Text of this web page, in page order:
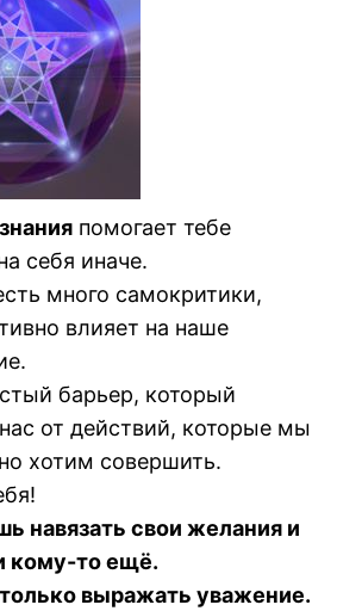
помогает тебе
себя иначе.
много самокритики,
влияет на наше
барьер, который
от действий, которые мы
хотим совершить.
навязать свои желания и
кому-то ещё.
выражать уважение.